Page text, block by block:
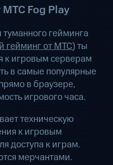
Fog Play
гейминга
гейминг от МТС) ты
к игровым серверам
в самые популярные
в браузере,
игрового часа.
техническую
к игровым
доступа к играм.
мерчантами.